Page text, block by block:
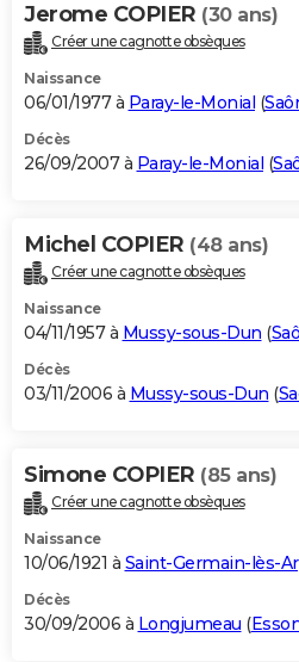
Jerome COPIER (30 ans)
Créer une cagnotte obsèques
Naissance
06/01/1977 à Paray-le-Monial (
Décès
26/09/2007 à Paray-le-Monial (
Michel COPIER (48 ans)
Créer une cagnotte obsèques
Naissance
04/11/1957 à Mussy-sous-Dun (
Décès
03/11/2006 à Mussy-sous-Dun (
Simone COPIER (85 ans)
Créer une cagnotte obsèques
Naissance
10/06/1921 à Saint-Germain-lès-
Décès
30/09/2006 à Longjumeau (